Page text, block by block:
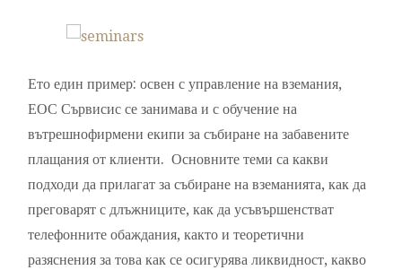
Ето един пример: освен с управление на вземания,
ЕОС Сървисис се занимава и с обучение на
вътрешнофирмени екипи за събиране на забавените
плащания от клиенти. Основните теми са какви
подходи да прилагат за събиране на вземанията, как да
преговарят с длъжниците, как да усъвършенстват
телефонните обаждания, както и теоретични
разяснения за това как се осигурява ликвидност, какво